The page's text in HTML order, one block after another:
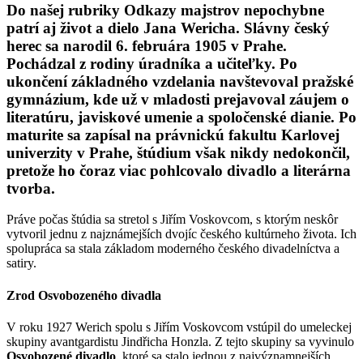
Do našej rubriky Odkazy majstrov nepochybne
patrí aj život a dielo Jana Wericha. Slávny český
herec sa narodil 6. februára 1905 v Prahe.
Pochádzal z rodiny úradníka a učiteľky. Po
ukončení základného vzdelania navštevoval pražské
gymnázium, kde už v mladosti prejavoval záujem o
literatúru, javiskové umenie a spoločenské dianie. Po
maturite sa zapísal na právnickú fakultu Karlovej
univerzity v Prahe, štúdium však nikdy nedokončil,
pretože ho čoraz viac pohlcovalo divadlo a literárna
tvorba.
Práve počas štúdia sa stretol s Jiřím Voskovcom, s ktorým neskôr
vytvoril jednu z najznámejších dvojíc českého kultúrneho života. Ich
spolupráca sa stala základom moderného českého divadelníctva a
satiry.
Zrod Osvobozeného divadla
V roku 1927 Werich spolu s Jiřím Voskovcom vstúpil do umeleckej
skupiny avantgardistu Jindřicha Honzla. Z tejto skupiny sa vyvinulo
Osvobozené divadlo, ktoré sa stalo jednou z najvýznamnejších